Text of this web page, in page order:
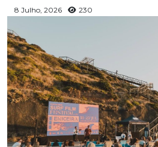
8 Julho, 2026 230